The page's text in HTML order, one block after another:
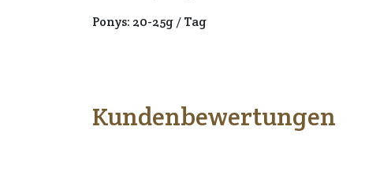
Ponys: 20-25g / Tag
Kundenbewertungen